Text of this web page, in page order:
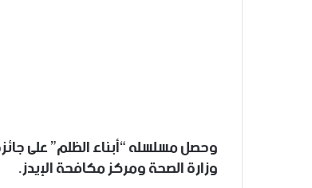
وحصل مسلسله “أبناء الظلم” على
وزارة الصحة ومركز مكافحة الإيدز.